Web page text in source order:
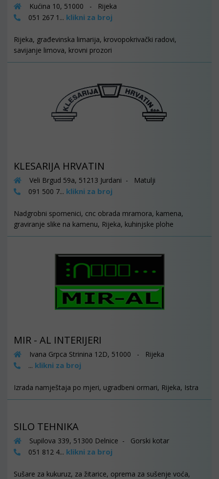
Kućina 10, 51000 - Rijeka
051 267 1... klikni za broj
Rijeka, građevinska limarija, krovopokrivački radovi,
savijanje limova, krovni prozori
KLESARIJA HRVATIN
Veli Brgud 59a, 51213 Jurdani - Matulji
091 500 7... klikni za broj
Nadgrobni spomenici, cnc obrada mramora, kamena,
graviranje slike na kamenu, Rijeka, kuhinjske plohe
MIR - AL INTERIJERI
Ivana Grpca Strinina 12D, 51000 - Rijeka
... klikni za broj
Izrada namještaja po mjeri, ugradbeni ormari, Rijeka, Istra
SILO TEHNIKA
Supilova 339, 51300 Delnice - Gorski kotar
051 812 4... klikni za broj
Sušare za kukuruz, za žitarice, oprema za sušenje voća,